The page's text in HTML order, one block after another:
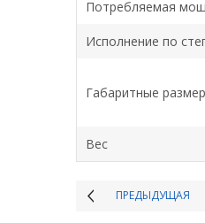
Потребляемая
Исполнение по
Габаритные
Вес
ПРЕДЫДУЩАЯ